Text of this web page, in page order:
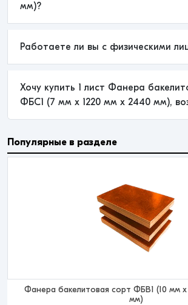
мм)?
Работаете ли вы с физическими
Хочу купить 1 лист Фанера
ФБС1 (7 мм x 1220 мм x 2440 мм),
Популярные в разделе
Фанера бакелитовая сорт ФБВ1 (10 мм
мм)